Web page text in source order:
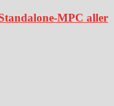
MPC aller